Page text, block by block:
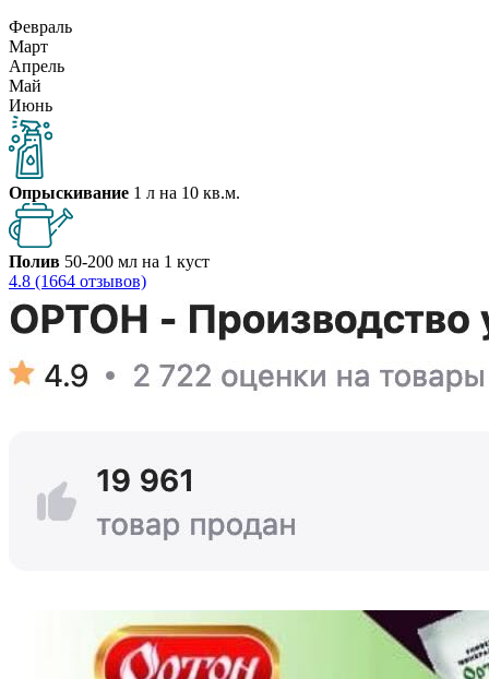
Февраль
Март
Апрель
Май
Июнь
Опрыскивание 1 л на 10 кв.м.
Полив 50-200 мл на 1 куст
4.8 (1664 отзывов)